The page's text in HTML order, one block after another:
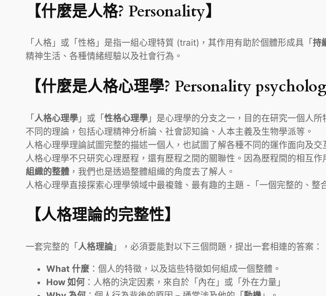
【什麼是人格? Personality】
「人格」或「性格」是指一組心理特質 (trait)，其作用有助於個體形成具「 持
精神生活、各種情緒經驗以及社會行為。
【什麼是人格心理學? Personality
「人格心理學 」或「性格心理學 」是心理學的分支之一，目的在研究一個人
不同的理論，包括心理精神分析論、社會認知論、人本主義及生物學派等。
人格心理學理論試圖完整的描述一個人，也試圖了解各種不同的運作面向及交
人格心理學不只研究心理歷程，還有歷程之間的關聯性。因為歷程間的相互
組織的整體 ，我們也是透過整體組織的角度去了解人。
人格心理學直接探索心理學領域中最複雜、最有趣的主題 -「一個完整的、整
【人格理論的完整性】
一套完整的「人格理論 」，必須要能對以下三個問題，提出一套相連的答案：
What 什麼 ：個人的特徵，以及這些特徵如何組成一個整體。
How 如何 ：人格的決定因素，來自於「內在」或「外在力量」